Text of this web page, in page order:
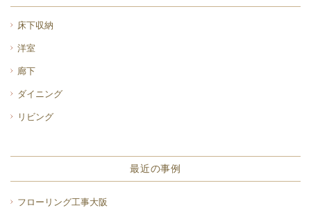
床下収納
洋室
廊下
ダイニング
リビング
最近の事例
フローリング工事大阪